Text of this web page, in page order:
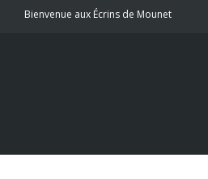
Bienvenue aux Écrins de Mounet